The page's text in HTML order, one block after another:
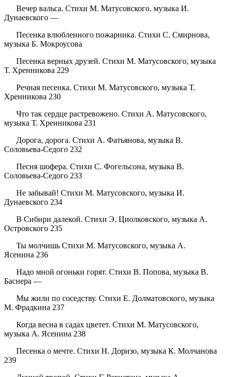
Вечер вальса. Стихи М. Матусовского. музыка И.
Дунаевского —
Песенка влюбленного пожарника. Стихи С. Смирнова,
музыка Б. Мокроусова
Песенка верных друзей. Стихи М. Матусовского, музыка
Т. Хренникова 229
Речная песенка. Стихи М. Матусовского, музыка Т.
Хренникова 230
Что так сердце растревожено. Стихи А. Матусовского,
музыка Т. Хренникова 231
Дорога, дорога. Стихи А. Фатьянова, музыка В.
Соловьева-Седого 232
Песня шофера. Стихи С. Фогельсона, музыка В.
Соловьева-Седого 233
Не забывай! Стихи М. Матусовского, музыка И.
Дунаевского 234
В Сибири далекой. Стихи Э. Циолковского, музыка А.
Островского 235
Ты молчишь Стихи М. Матусовского, музыка А.
Ясенина 236
Надо мной огоньки горят. Стихи В. Попова, музыка В.
Баснера —
Мы жили по соседству. Стихи Е. Долматовского, музыка
М. Фрадкина 237
Когда весна в садах цветет. Стихи М. Матусовского,
музыка А. Ясенина 238
Песенка о мечте. Стихи Н. Доризо, музыка К. Молчанова
239